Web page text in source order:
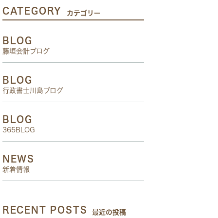
CATEGORY カテゴリー
BLOG
藤垣会計ブログ
BLOG
行政書士川島ブログ
BLOG
365BLOG
NEWS
新着情報
RECENT POSTS 最近の投稿